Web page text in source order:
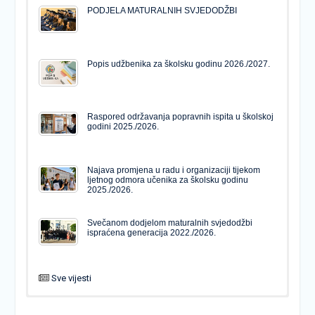
PODJELA MATURALNIH SVJEDODŽBI
Popis udžbenika za školsku godinu 2026./2027.
Raspored održavanja popravnih ispita u školskoj
godini 2025./2026.
Najava promjena u radu i organizaciji tijekom
ljetnog odmora učenika za školsku godinu
2025./2026.
Svečanom dodjelom maturalnih svjedodžbi
ispraćena generacija 2022./2026.
Sve vijesti